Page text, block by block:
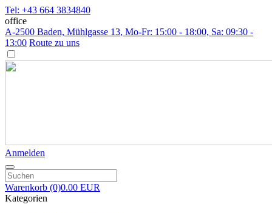
Tel: +43 664 3834840
office
A-2500 Baden, Mühlgasse 13, Mo-Fr: 15:00 - 18:00, Sa: 09:30 -
13:00 Route zu uns
Anmelden
Warenkorb (0)0.00 EUR
Kategorien